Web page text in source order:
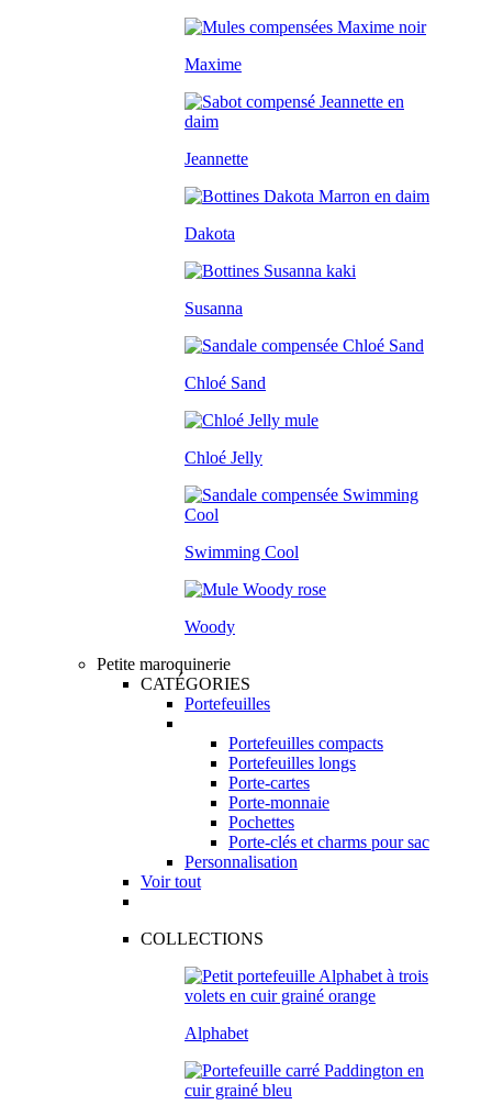
Maxime
Jeannette
Dakota
Susanna
Chloé Sand
Chloé Jelly
Swimming Cool
Woody
Petite maroquinerie
CATÉGORIES
Portefeuilles
Portefeuilles compacts
Portefeuilles longs
Porte-cartes
Porte-monnaie
Pochettes
Porte-clés et charms pour sac
Personnalisation
Voir tout
COLLECTIONS
Alphabet